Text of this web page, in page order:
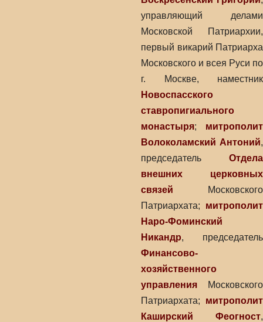
управляющий делами
Московской Патриархии,
первый викарий Патриарха
Московского и всея Руси по
г. Москве, наместник
Новоспасского
ставропигиального
монастыря; митрополит
Волоколамский Антоний,
председатель Отдела
внешних церковных
связей Московского
Патриархата; митрополит
Наро-Фоминский
Никандр, председатель
Финансово-
хозяйственного
управления Московского
Патриархата; митрополит
Каширский Феогност,